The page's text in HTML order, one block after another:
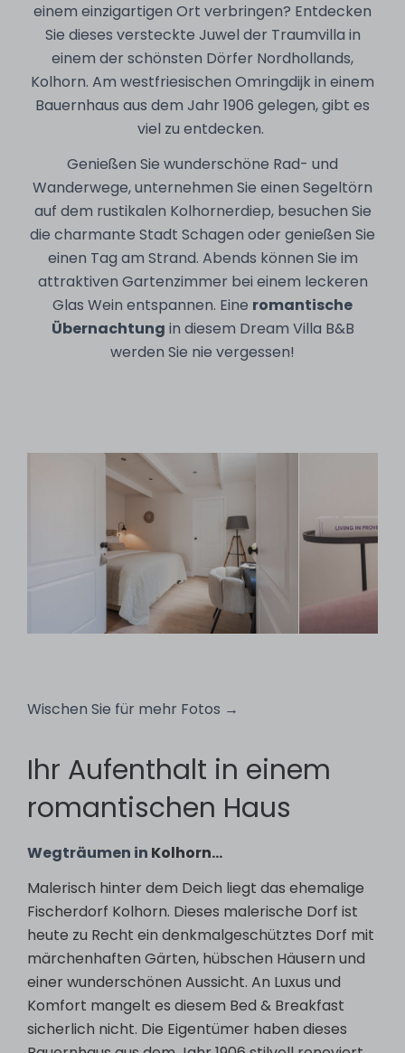
einem einzigartigen Ort verbringen? Entdecken
Sie dieses versteckte Juwel der Traumvilla in
einem der schönsten Dörfer Nordhollands,
Kolhorn. Am westfriesischen Omringdijk in einem
Bauernhaus aus dem Jahr 1906 gelegen, gibt es
viel zu entdecken.
Genießen Sie wunderschöne Rad- und
Wanderwege, unternehmen Sie einen Segeltörn
auf dem rustikalen Kolhornerdiep, besuchen Sie
die charmante Stadt Schagen oder genießen Sie
einen Tag am Strand. Abends können Sie im
attraktiven Gartenzimmer bei einem leckeren
Glas Wein entspannen. Eine romantische
Übernachtung in diesem Dream Villa B&B
werden Sie nie vergessen!
Wischen Sie für mehr Fotos →
Ihr Aufenthalt in einem
romantischen Haus
Wegträumen in Kolhorn…
Malerisch hinter dem Deich liegt das ehemalige
Fischerdorf Kolhorn. Dieses malerische Dorf ist
heute zu Recht ein denkmalgeschütztes Dorf mit
märchenhaften Gärten, hübschen Häusern und
einer wunderschönen Aussicht. An Luxus und
Komfort mangelt es diesem Bed & Breakfast
sicherlich nicht. Die Eigentümer haben dieses